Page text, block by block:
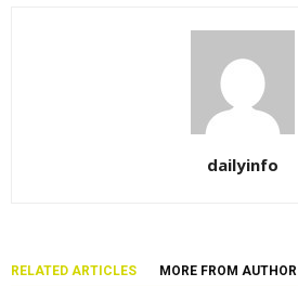
dailyinfo
RELATED ARTICLES MORE FROM AUTHOR